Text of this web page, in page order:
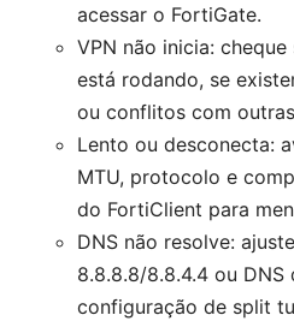
acessar o FortiGate.
VPN não inicia:
está rodando, se
ou conflitos com
Lento ou desconecta:
MTU, protocolo e
do FortiClient para
DNS não resolve:
8.8.8.8/8.8.4.4 ou
configuração de split